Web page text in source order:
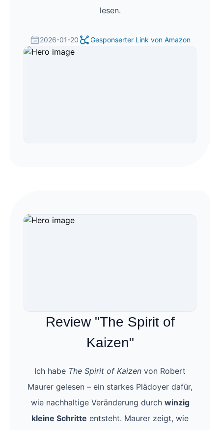
lesen.
2026-01-20 Gesponserter Link von Amazon
Review "The Spirit of
Kaizen"
Ich habe The Spirit of Kaizen von Robert
Maurer gelesen – ein starkes Plädoyer dafür,
wie nachhaltige Veränderung durch winzig
kleine Schritte entsteht. Maurer zeigt, wie